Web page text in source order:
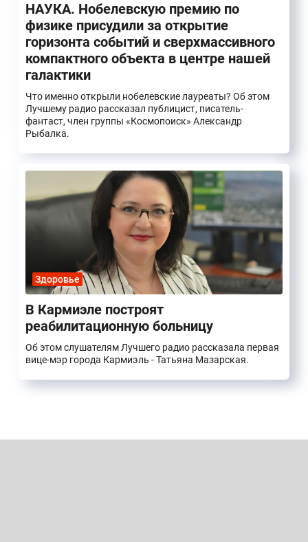
НАУКА. Нобелевскую премию по
физике присудили за открытие
горизонта событий и сверхмассивного
компактного объекта в центре нашей
галактики
Что именно открыли нобелевские лауреаты? Об этом
Лучшему радио рассказал публицист, писатель-
фантаст, член группы «Космопоиск» Александр
Рыбалка.
Здоровье
В Кармиэле построят
реабилитационную больницу
Об этом слушателям Лучшего радио рассказала первая
вице-мэр города Кармиэль - Татьяна Мазарская.